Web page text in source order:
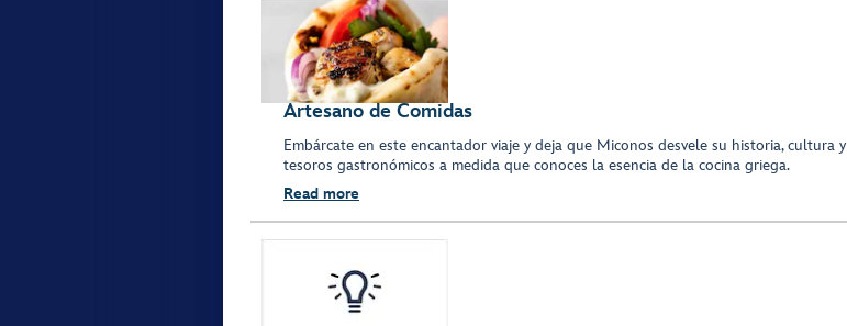
Artesano de Comidas
Embárcate en este encantador viaje y deja que Miconos desvele su historia, cultura y
tesoros gastronómicos a medida que conoces la esencia de la cocina griega.
Read more